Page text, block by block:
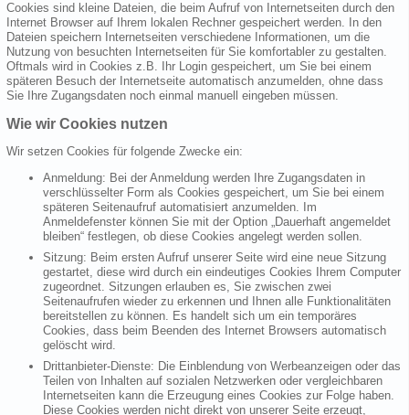
Cookies sind kleine Dateien, die beim Aufruf von Internetseiten durch den
Internet Browser auf Ihrem lokalen Rechner gespeichert werden. In den
Dateien speichern Internetseiten verschiedene Informationen, um die
Nutzung von besuchten Internetseiten für Sie komfortabler zu gestalten.
Oftmals wird in Cookies z.B. Ihr Login gespeichert, um Sie bei einem
späteren Besuch der Internetseite automatisch anzumelden, ohne dass
Sie Ihre Zugangsdaten noch einmal manuell eingeben müssen.
Wie wir Cookies nutzen
Wir setzen Cookies für folgende Zwecke ein:
Anmeldung: Bei der Anmeldung werden Ihre Zugangsdaten in
verschlüsselter Form als Cookies gespeichert, um Sie bei einem
späteren Seitenaufruf automatisiert anzumelden. Im
Anmeldefenster können Sie mit der Option „Dauerhaft angemeldet
bleiben“ festlegen, ob diese Cookies angelegt werden sollen.
Sitzung: Beim ersten Aufruf unserer Seite wird eine neue Sitzung
gestartet, diese wird durch ein eindeutiges Cookies Ihrem Computer
zugeordnet. Sitzungen erlauben es, Sie zwischen zwei
Seitenaufrufen wieder zu erkennen und Ihnen alle Funktionalitäten
bereitstellen zu können. Es handelt sich um ein temporäres
Cookies, dass beim Beenden des Internet Browsers automatisch
gelöscht wird.
Drittanbieter-Dienste: Die Einblendung von Werbeanzeigen oder das
Teilen von Inhalten auf sozialen Netzwerken oder vergleichbaren
Internetseiten kann die Erzeugung eines Cookies zur Folge haben.
Diese Cookies werden nicht direkt von unserer Seite erzeugt,